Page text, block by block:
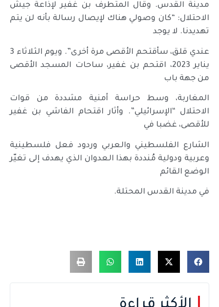
مدينة القدس. وقال المتطرف بن غفير لإذاعة جيش
الاحتلال: “كان وصولي هناك لإيصال رسالة بأنه لن يتم
تهديدنا. لا يوجد
عندي قلق، سأقتحم الأقصى مرة أخرى”. ويوم الثلاثاء 3
يناير 2023، اقتحم بن غفير، ساحات المسجد الأقصى
من جهة باب
المغاربة، وسط حراسة أمنية مشددة من قوات
الاحتلال “الإسرائيلي”. وأثار اقتحام الفاشي بن غفير
للأقصى، غضبا في
الشارع الفلسطيني والعربي وردود فعل فلسطينية
وعربية ودولية مُنددة بهذا العدوان الذي يهدف إلى تغيّر
الوضع القائم
في مدينة القدس المحتلة.